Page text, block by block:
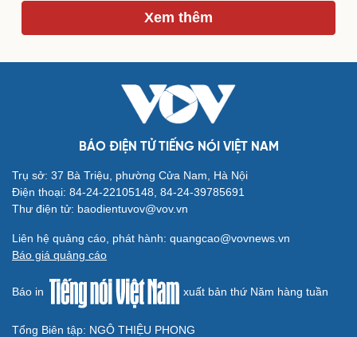
Xem thêm
BÁO ĐIỆN TỬ TIẾNG NÓI VIỆT NAM
Trụ sở: 37 Bà Triệu, phường Cửa Nam, Hà Nội
Điện thoại: 84-24-22105148, 84-24-39785691
Thư điện tử: baodientuvov@vov.vn
Liên hệ quảng cáo, phát hành: quangcao@vovnews.vn
Báo giá quảng cáo
Báo in xuất bản thứ Năm hàng tuần
Tổng Biên tập: NGÔ THIỆU PHONG